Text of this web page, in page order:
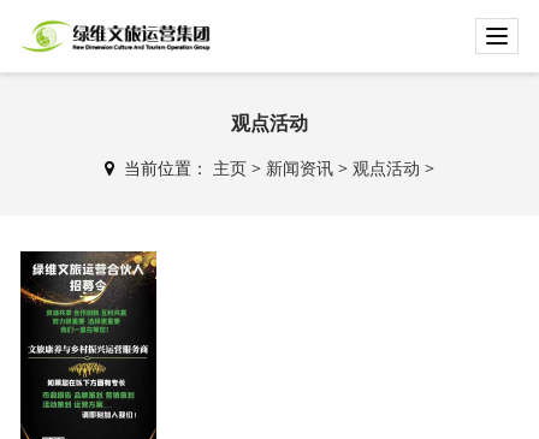
T
观点活动
当前位置： 主页> 新闻资讯> 观点活动 >